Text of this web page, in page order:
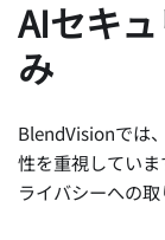
AIセキ
み
BlendVisionでは
性を重視してい
ライバシーへの